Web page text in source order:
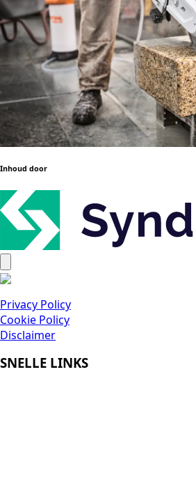
Inhoud door
Privacy Policy
Cookie Policy
Disclaimer
SNELLE LINKS